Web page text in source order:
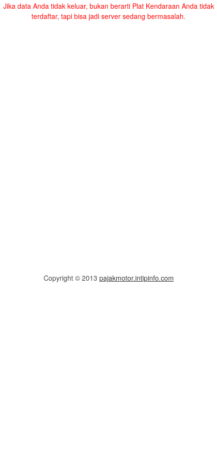
Jika data Anda tidak keluar, bukan berarti Plat Kendaraan Anda tidak
terdaftar, tapi bisa jadi server sedang bermasalah.
Copyright © 2013 pajakmotor.intipinfo.com